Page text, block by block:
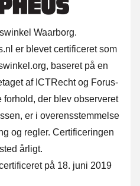
Waarborg.
er blevet certificeret som
baseret på en
af ICTRecht og Forus-
forhold, der blev observeret
er i overensstemmelse
og regler. Certificeringen
årligt.
på 18. juni 2019